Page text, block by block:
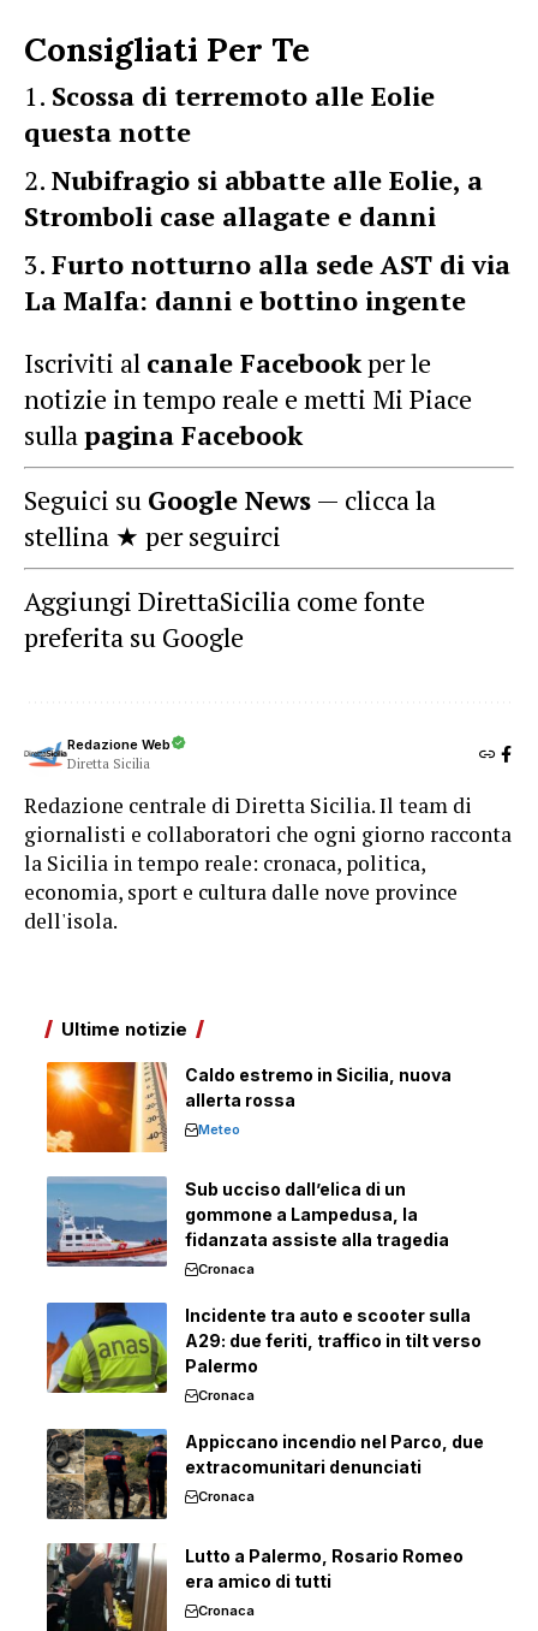
Consigliati Per Te
Scossa di terremoto alle Eolie
questa notte
Nubifragio si abbatte alle Eolie, a
Stromboli case allagate e danni
Furto notturno alla sede AST di via
La Malfa: danni e bottino ingente
Iscriviti al canale Facebookper le
notizie in tempo reale e metti Mi Piace
sullapagina Facebook
Seguici su Google News — clicca la
stellina ★ per seguirci
Aggiungi DirettaSicilia come fonte
preferita su Google
Redazione Web
Diretta Sicilia
Redazione centrale di Diretta Sicilia. Il team di
giornalisti e collaboratori che ogni giorno racconta
la Sicilia in tempo reale: cronaca, politica,
economia, sport e cultura dalle nove province
dell'isola.
Ultime notizie
Caldo estremo in Sicilia, nuova
allerta rossa
Meteo
Sub ucciso dall’elica di un
gommone a Lampedusa, la
fidanzata assiste alla tragedia
Cronaca
Incidente tra auto e scooter sulla
A29: due feriti, traffico in tilt verso
Palermo
Cronaca
Appiccano incendio nel Parco, due
extracomunitari denunciati
Cronaca
Lutto a Palermo, Rosario Romeo
era amico di tutti
Cronaca